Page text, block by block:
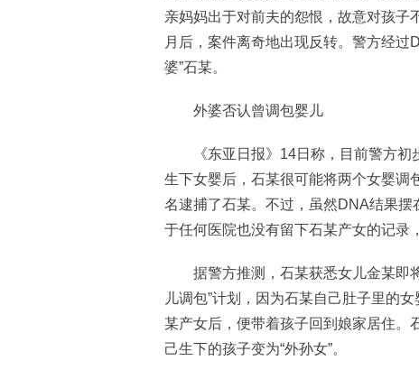
亲妈妈出于对前夫的怨恨，故意对孩子
月后，案件离奇地出现反转。警方经过
婆”石某。
外婆否认曾调包婴儿
《东亚日报》14日称，目前警方初
生下女婴后，石某很可能将两个女婴调
名逮捕了石某。不过，虽然DNA结果
于任何医院也没有留下石某产女的记录
据警方推测，石某获悉女儿金某即
儿调包”计划，因为石某自己肚子里的
某产女后，便带着孩子回到娘家居住。
己生下的孩子变为“外孙女”。